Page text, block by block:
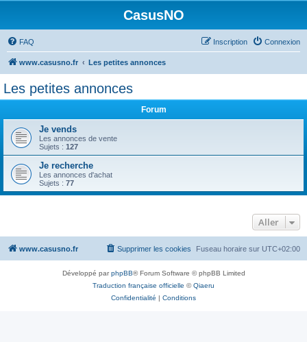
CasusNO
FAQ Connexion
Inscription
www.casusno.fr Les petites annonces
Les petites annonces
Forum
Je vends
Les annonces de vente
Sujets : 127
Je recherche
Les annonces d'achat
Sujets : 77
Aller
www.casusno.fr Fuseau horaire sur UTC+02:00
Supprimer les cookies
Développé parphpBB® Forum Software © phpBB Limited
Traduction française officielle ©Qiaeru
Confidentialité | Conditions